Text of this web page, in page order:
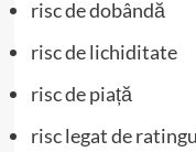
risc de dobândă
risc de lichiditate
risc de piață
risc legat de